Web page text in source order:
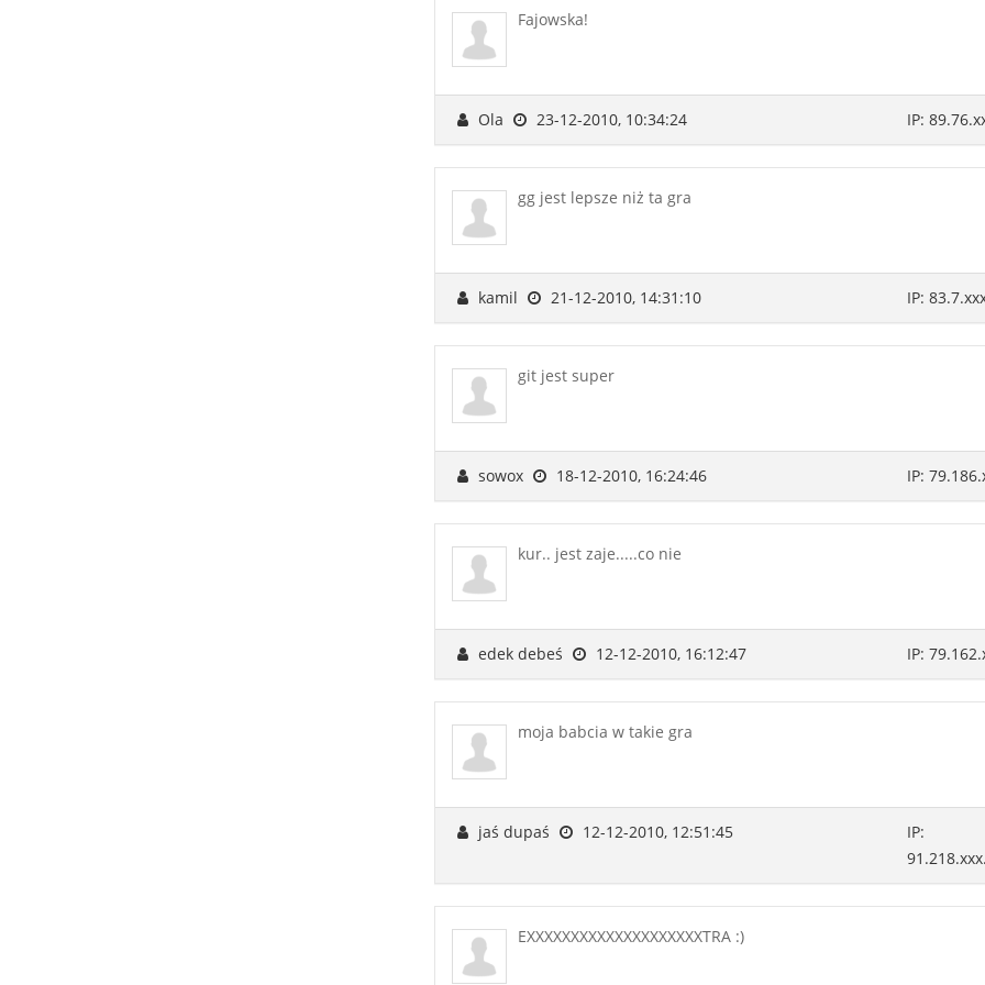
Fajowska!
Ola 23-12-2010, 10:34:24 IP:
gg jest lepsze niż ta gra
kamil 21-12-2010, 14:31:10 IP:
git jest super
sowox 18-12-2010, 16:24:46 IP:
kur.. jest zaje.....co nie
edek debeś 12-12-2010, 16:12:47 IP:
moja babcia w takie gra
jaś dupaś 12-12-2010, 12:51:45
IP:
EXXXXXXXXXXXXXXXXXXXXTRA :)